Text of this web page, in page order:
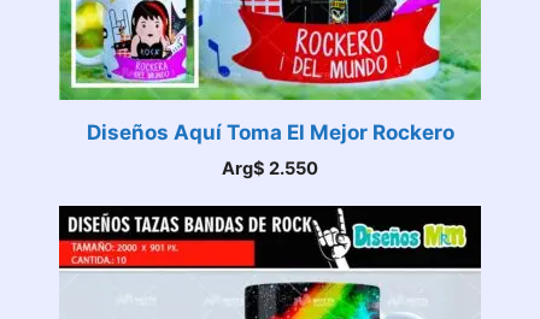
Diseños Aquí Toma El Mejor Rockero
Arg$ 2.550